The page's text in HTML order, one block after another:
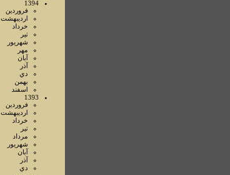
1394
فروردين
ارديبهشت
خرداد
تير
شهريور
مهر
آبان
آذر
دي
بهمن
اسفند
1393
فروردين
ارديبهشت
خرداد
تير
مرداد
شهريور
آبان
آذر
دي